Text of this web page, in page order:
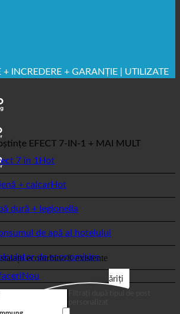
+ ÎNCREDERE + GARANȚIE | UTILIZATE
Urmăriți
EFECT 7-IN-1 + MAI MULT
7 în 1
+ calcar
dură + legionella
de apă al hotelului
de economisire
online